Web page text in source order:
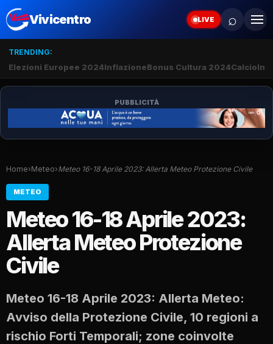
Vivicentro LIVE ⌕
TRENDING:
Elezioni Europee 2024InflazioneBonus Cultura 2024Calcio
PUBBLICITÀ
Home›Meteo›Meteo 16-18 Aprile 2023: Allerta Meteo Protezione Civile
METEO
Meteo 16-18 Aprile 2023:
Allerta Meteo Protezione
Civile
Meteo 16-18 Aprile 2023: Allerta Meteo:
Avviso della Protezione Civile, 10 regioni a
rischio Forti Temporali; zone coinvolte